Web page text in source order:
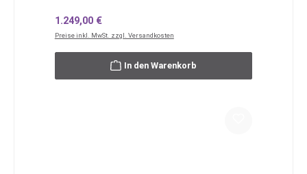
Regulärer Preis:
1.249,00 €
Preise inkl. MwSt. zzgl. Versandkosten
In den Warenkorb